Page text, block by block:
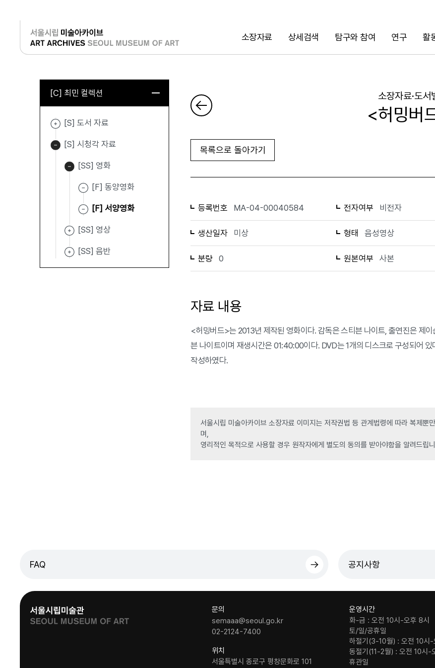
소장자료 상세검색 탐구와 참여 연구 활
검색
로그인
[C] 최민 컬렉션
[S] 도서 자료
[S] 시청각 자료
[SS] 영화
[F] 동양영화
[F] 서양영화
[SS] 영상
[SS] 음반
소장자료·도서
<허밍버
목록으로 돌아가기
등록번호 MA-04-00040584 전자여부 비전자
생산일자 미상 형태 음성영상
분량 0 원본여부 사본
자료 내용
<허밍버드>는 2013년 제작된 영화이다. 감독은 스티븐 나이트, 출연진은 제
븐 나이트이며 재생시간은 01:40:00이다. DVD는 1개의 디스크로 구성되어
작성하였다.
서울시립 미술아카이브 소장자료 이미지는 저작권법 등 관계법령에 따라 복제
며,
영리적인 목적으로 사용할 경우 원작자에게 별도의 동의를 받아야함을 알려드립
FAQ 공지사항
문의
semaaa@seoul.go.kr
02-2124-7400
위치
서울특별시 종로구 평창문화로 101
운영시간
화-금 : 오전 10시-오후 8시
토/일/공휴일
하절기(3-10월) : 오전 10시-
동절기(11-2월) : 오전 10시-
휴관일